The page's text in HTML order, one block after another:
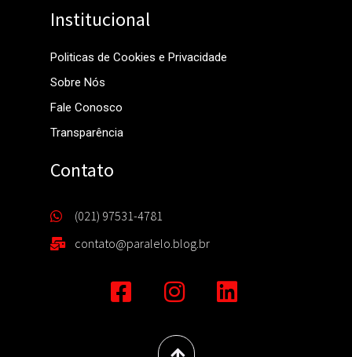
Institucional
Politicas de Cookies e Privacidade
Sobre Nós
Fale Conosco
Transparência
Contato
(021) 97531-4781
contato@paralelo.blog.br